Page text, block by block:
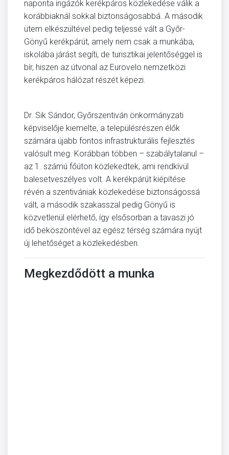
naponta ingázók kerékpáros közlekedése válik a
korábbiaknál sokkal biztonságosabbá. A második
ütem elkészültével pedig teljessé vált a Győr-
Gönyű kerékpárút, amely nem csak a munkába,
iskolába járást segíti, de turisztikai jelentőséggel is
bír, hiszen az útvonal az Eurovelo nemzetközi
kerékpáros hálózat részét képezi.
Dr. Sik Sándor, Győrszentiván önkormányzati
képviselője kiemelte, a településrészen élők
számára újabb fontos infrastrukturális fejlesztés
valósult meg. Korábban többen – szabálytalanul –
az 1. számú főúton közlekedtek, ami rendkívül
balesetveszélyes volt. A kerékpárút kiépítése
révén a szentivániak közlekedése biztonságossá
vált, a második szakasszal pedig Gönyű is
közvetlenül elérhető, így elsősorban a tavaszi jó
idő beköszöntével az egész térség számára nyújt
új lehetőséget a közlekedésben.
Megkezdődött a munka